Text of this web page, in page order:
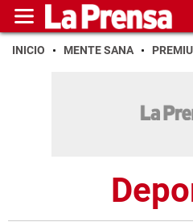
INICIO MENTE SANA